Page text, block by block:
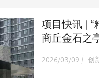
项目快讯 | “
商丘金石之
2026/03/09 | 创